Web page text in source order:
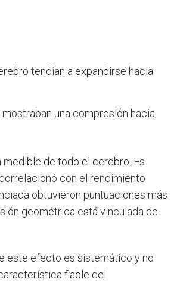
tendían a expandirse hacia
una compresión hacia
de todo el cerebro. Es
con el rendimiento
obtuvieron puntuaciones más
geométrica está vinculada de
este efecto es sistemático y no
fiable del